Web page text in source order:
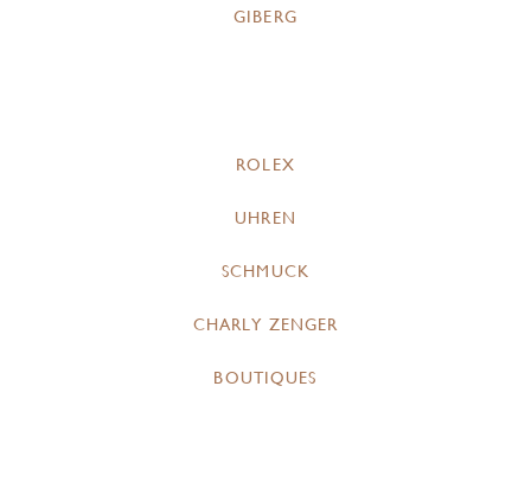
GIBERG
ROLEX
UHREN
SCHMUCK
CHARLY ZENGER
BOUTIQUES